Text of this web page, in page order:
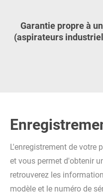
Garantie propre à
(aspirateurs
L'enregistrement de votre
et vous permet d'obtenir
retrouverez les
modèle et le numéro de